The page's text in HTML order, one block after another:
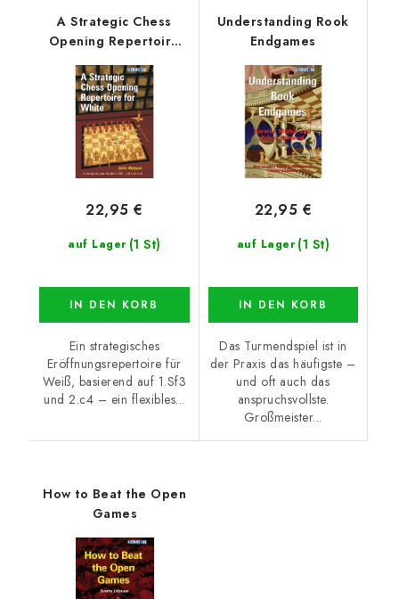
A Strategic Chess
Opening Repertoire
for White
auf Lager (1 St)
22,95 €
IN DEN KORB
Ein strategisches
Eröffnungsrepertoire für
Weiß, basierend auf 1.Sf3
und 2.c4 – ein flexibles...
Understanding Rook
Endgames
auf Lager (1 St)
22,95 €
IN DEN KORB
Das Turmendspiel ist in
der Praxis das häufigste –
und oft auch das
anspruchsvollste.
Großmeister...
How to Beat the Open
Games